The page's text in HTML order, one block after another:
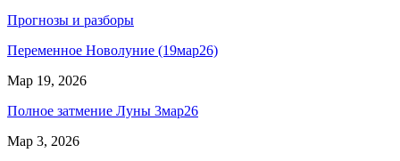
Прогнозы и разборы
Переменное Новолуние (19мар26)
Мар 19, 2026
Полное затмение Луны 3мар26
Мар 3, 2026